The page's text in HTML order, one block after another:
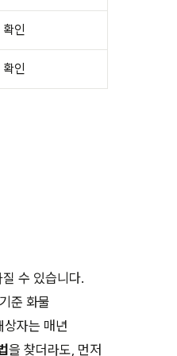
인
인
수 있습니다.
준 화물
상자는 매년
을 찾더라도, 먼저